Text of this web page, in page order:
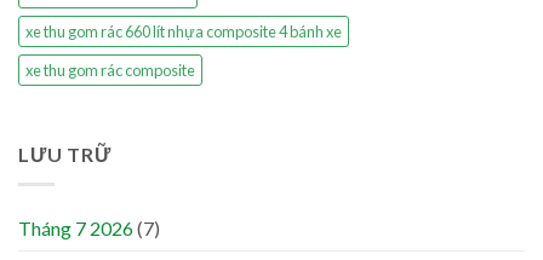
xe thu gom rác 660 lít nhựa composite 4 bánh xe
xe thu gom rác composite
LƯU TRỮ
Tháng 7 2026(7)